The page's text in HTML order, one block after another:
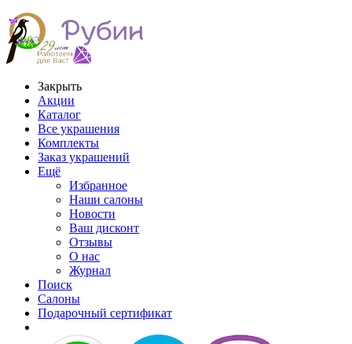
Закрыть
Акции
Каталог
Все украшения
Комплекты
Заказ украшений
Ещё
Избранное
Наши салоны
Новости
Ваш дисконт
Отзывы
О нас
Журнал
Поиск
Салоны
Подарочный сертификат